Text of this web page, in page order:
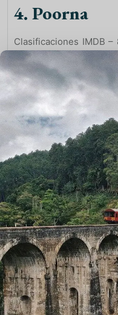
4. Poorna
Clasificaciones IMDB
Poorna es una
por Rahul Bose. La
Inamdar como
escalar el Monte
el Festival
2017, donde fue
Películas” del festival.
indio del distrito de
mayo de 2014, Poorna
Everest y, a los 13
chica más joven en
Everest.
https://
5.
Clasificaciones IMDB